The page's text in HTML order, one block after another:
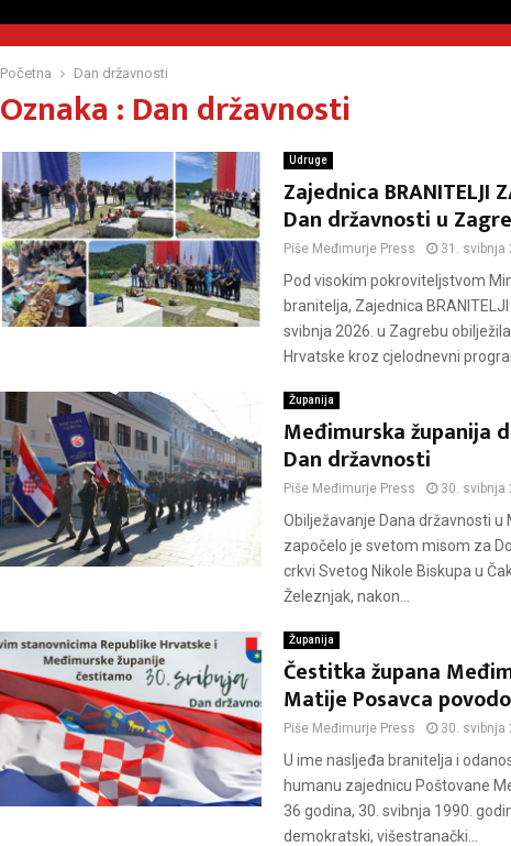
Početna Dan državnosti
Oznaka : Dan državnosti
Udruge
Zajednica BRANITELJI
Dan državnosti u
Piše Međimurje Press 31. svibnja
Pod visokim pokroviteljstvom
branitelja, Zajednica
svibnja 2026. u Zagrebu
Hrvatske kroz cjelodnevni
Županija
Međimurska županija
Dan državnosti
Piše Međimurje Press 30. svibnja
Obilježavanje Dana državnosti u
započelo je svetom misom za
crkvi Svetog Nikole Biskupa u
Železnjak, nakon...
Županija
Čestitka župana
Matije Posavca
Piše Međimurje Press 30. svibnja
U ime nasljeđa branitelja i
humanu zajednicu Poštovane
36 godina, 30. svibnja 1990.
demokratski, višestranački...